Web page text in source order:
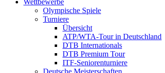
Wettbewerbe
Olympische Spiele
Turniere
Übersicht
ATP/WTA-Tour in Deutschland
DTB Internationals
DTB Premium Tour
ITF-Seniorenturniere
Deutsche Meisterschaften